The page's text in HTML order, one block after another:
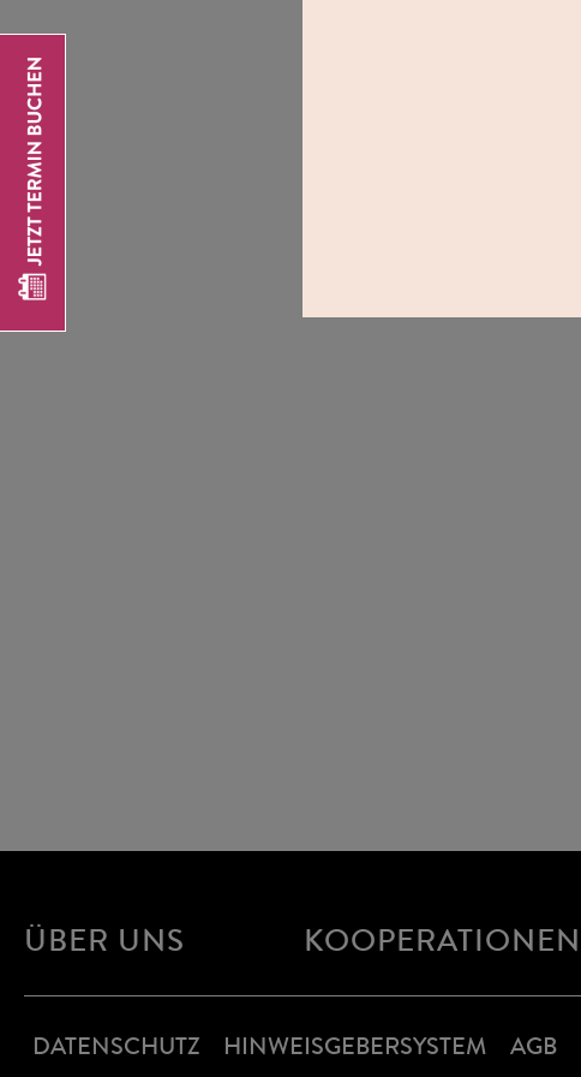
ÜBER UNS KOOPERATIONEN
DATENSCHUTZ HINWEISGEBERSYSTEM AGB